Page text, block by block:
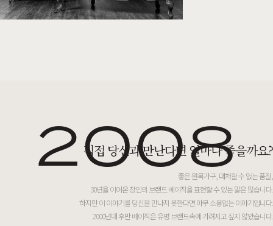
2008
직접 당신과 만난다면 얼마나 좋을까요?
좋은 원목가구, 대처할 수 없는 품질,
30년을 이어온 장인의 브랜드 베이직을 표현할 수 있는 말은 많습니다.
하지만 이 이야기를 당신을 만나지 못한다면 아무 소용없는 이야기입니다.
2000년대 후반 베이직은 유명 브랜드속에 가려지고 싶지 않았습니다.